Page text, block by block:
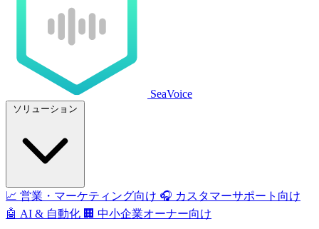
SeaVoice
ソリューション
📈 営業・マーケティング向け 🎧 カスタマーサポート向け
🤖 AI & 自動化 🏢 中小企業オーナー向け